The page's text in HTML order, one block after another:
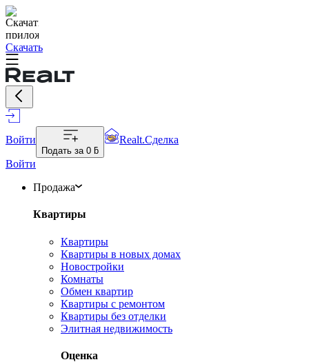
Скачать
Войти
Подать за 0 ƃ
Realt.Сделка
Войти
Продажа
Квартиры
Квартиры
Квартиры в новых домах
Новостройки
Комнаты
Обмен квартир
Квартиры с ремонтом
Квартиры без отделки
Элитная недвижимость
Оценка